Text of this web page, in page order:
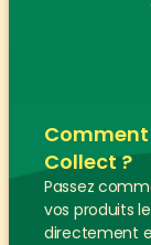
Collect ?
Passez
vos produits
directement